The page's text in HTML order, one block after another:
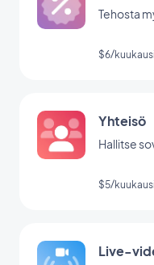
Tehosta
$6/kuukausi
Yhteisö
Hallitse
$5/kuukausi
Live-